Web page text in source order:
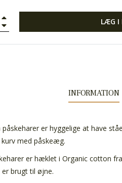
LÆG I
INFORMATION
er hyggelige at have
kurv med påskeæg.
er hæklet i Organic cotton
brugt til øjne.